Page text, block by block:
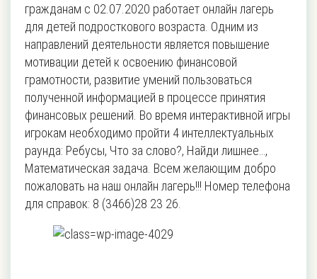
гражданам с 02.07.2020 работает онлайн лагерь
для детей подросткового возраста. Одним из
направлений деятельности является повышение
мотивации детей к освоению финансовой
грамотности, развитие умений пользоваться
полученной информацией в процессе принятия
финансовых решений. Во время интерактивной игры
игрокам необходимо пройти 4 интеллектуальных
раунда: Ребусы, Что за слово?, Найди лишнее…,
Математическая задача. Всем желающим добро
пожаловать на наш онлайн лагерь!!! Номер телефона
для справок: 8 (3466)28 23 26.